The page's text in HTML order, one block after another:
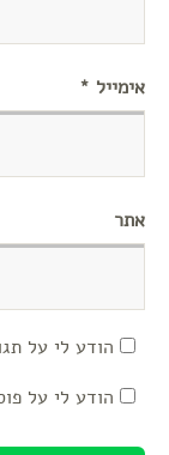
אימייל *
אתר
הודע לי על
הודע לי על